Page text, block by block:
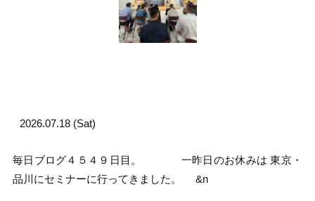
2026.07.18 (Sat)
毎日ブログ４５４９日目。 一昨日のお休みは 東京・
品川にセミナーに行ってきました。 &n